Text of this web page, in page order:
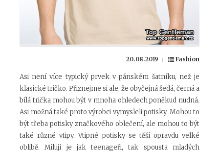
20.08.2019 Fashion
Asi není více typický prvek v pánském šatníku, než je
klasické tričko. Přiznejme si ale, že obyčejná šedá, černá a
bílá trička mohou být v mnoha ohledech poněkud nudná.
Asi možná také proto výrobci vymysleli potisky. Mohou to
být třeba potisky značkového oblečení, ale mohou to být
také různé vtipy. Vtipné potisky se těší opravdu velké
oblibě. Milují je jak teenageři, tak spousta mladých